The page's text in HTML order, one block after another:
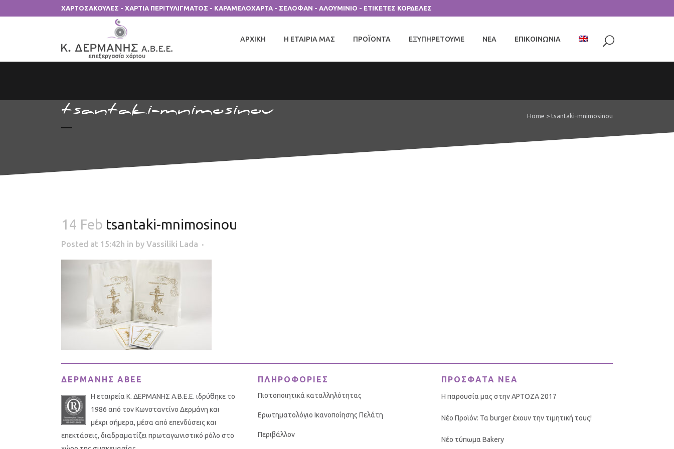
ΧΑΡΤΟΣΑΚΟΥΛΕΣ - ΧΑΡΤΙΑ ΠΕΡΙΤΥΛΙΓΜΑΤΟΣ - ΚΑΡΑΜΕΛΟΧΑΡΤΑ - ΣΕΛΟΦΑΝ - ΑΛΟΥΜΙΝΙΟ - ΕΤΙΚΕΤΕΣ ΚΟΡΔΕΛΕΣ
ΑΡΧΙΚΗ Η ΕΤΑΙΡΙΑ ΜΑΣ ΠΡΟΪΟΝΤΑ ΕΞΥΠΗΡΕΤΟΥΜΕ ΝΕΑ ΕΠΙΚΟΙΝΩΝΙΑ
tsantaki-mnimosinou Home > tsantaki-mnimosinou
14 Feb tsantaki-mnimosinou
Posted at 15:42h in by Vassiliki Lada
ΔΕΡΜΑΝΗΣ ΑΒΕΕ
Η εταιρεία Κ. ΔΕΡΜΑΝΗΣ Α.Β.Ε.Ε. ιδρύθηκε το
1986 από τον Κωνσταντίνο Δερμάνη και
μέχρι σήμερα, μέσα από επενδύσεις και
επεκτάσεις, διαδραματίζει πρωταγωνιστικό ρόλο στο
ΠΛΗΡΟΦΟΡΙΕΣ
Πιστοποιητικά καταλληλότητας
Ερωτηματολόγιο Ικανοποίησης Πελάτη
Περιβάλλον
ΠΡΟΣΦΑΤΑ ΝΕΑ
Η παρουσία μας στην ΑΡΤΟΖΑ 2017
Νέο Προϊόν: Τα burger έχουν την τιμητική τους!
Νέο τύπωμα Bakery